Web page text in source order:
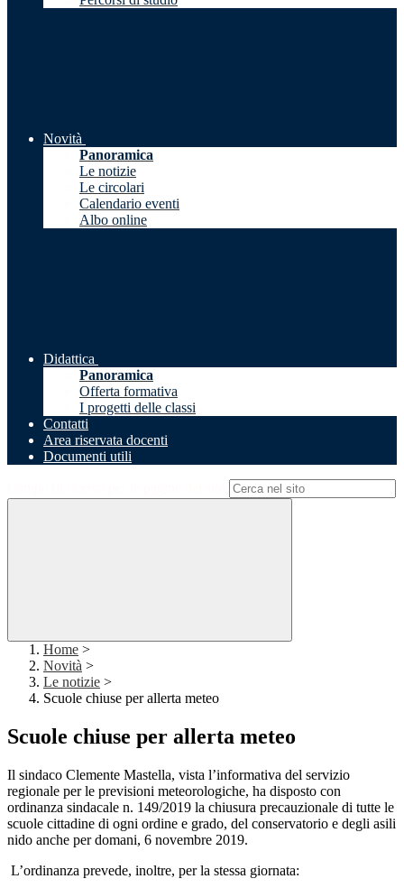
Novità
Panoramica
Le notizie
Le circolari
Calendario eventi
Albo online
Didattica
Panoramica
Offerta formativa
I progetti delle classi
Contatti
Area riservata docenti
Documenti utili
Home >
Novità >
Le notizie >
Scuole chiuse per allerta meteo
Scuole chiuse per allerta meteo
Il sindaco Clemente Mastella, vista l’informativa del servizio
regionale per le previsioni meteorologiche, ha disposto con
ordinanza sindacale n. 149/2019 la chiusura precauzionale di tutte le
scuole cittadine di ogni ordine e grado, del conservatorio e degli asili
nido anche per domani, 6 novembre 2019.
L’ordinanza prevede, inoltre, per la stessa giornata: